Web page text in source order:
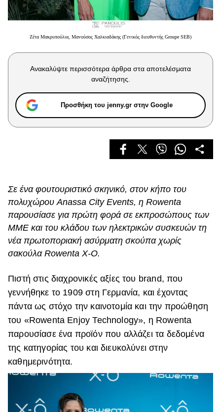
Πρόσωπα
Celebrities
Who
True Stories
Success Stories
Ζώδια
Cooking
Green
Αφιερώματα
Χωρίς Ταμπέλες
Women's Forum
Ζέτα Μακρυπούλια, Μανούσος Χαλκιαδάκης (Γενικός διευθυντής Groupe SEB)
Ανακαλύψτε περισσότερα άρθρα στα αποτελέσματα
αναζήτησης.
Προσθήκη του jenny.gr στην Google
Σε ένα φουτουριστικό σκηνικό, στον κήπο του
πολυχώρου Anassa City Events, η Rowenta
παρουσίασε για πρώτη φορά σε εκπροσώπους των
ΜΜΕ και του κλάδου των ηλεκτρικών συσκευών τη
νέα πρωτοποριακή ασύρματη σκούπα χωρίς
σακούλα Rowenta Χ-Ο.
Πιστή στις διαχρονικές αξίες του brand, που
γεννήθηκε το 1909 στη Γερμανία, και έχοντας
πάντα ως στόχο την καινοτομία και την προώθηση
του «Rowenta Enjoy Technology», η Rowenta
παρουσίασε ένα προϊόν που αλλάζει τα δεδομένα
της κατηγορίας του και διευκολύνει στην
καθημερινότητα.